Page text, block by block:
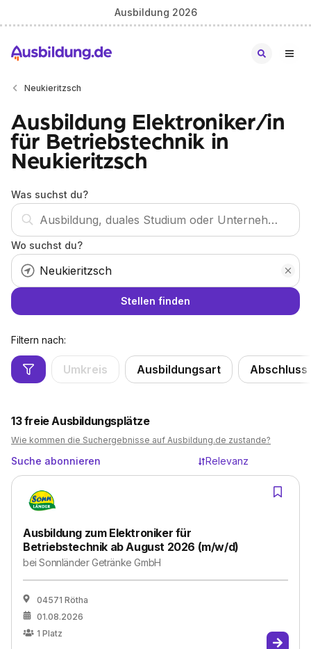
Ausbildung 2026
Neukieritzsch
Ausbildung Elektroniker/in
für Betriebstechnik in
Neukieritzsch
Was suchst du?
Wo suchst du?
Stellen finden
Filtern nach:
Umkreis Ausbildungsart Abschluss
13freie Ausbildungsplätze
Wie kommen die Suchergebnisse auf Ausbildung.de zustande?
Suche abonnieren Relevanz
Ausbildung zum Elektroniker für
Betriebstechnik ab August 2026 (m/w/d)
beiSonnländer Getränke GmbH
04571 Rötha
01.08.2026
1 Platz